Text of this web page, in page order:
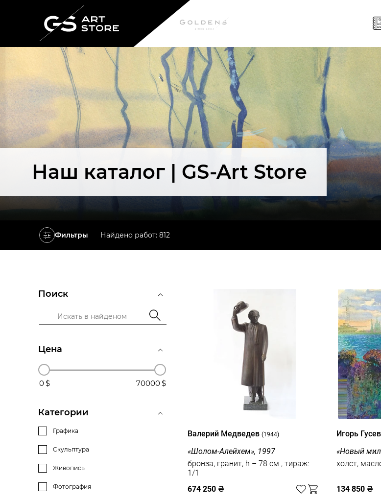
Наш каталог | GS-Art Store
Фильтры Найдено работ: 812
Поиск
Цена
0 70000
Категории
Графика
Скульптура
Живопись
Фотография
Валерий Медведев(1944)
«Шолом-Алейхем», 1997
бронза, гранит, h – 78 см , тираж:
1/1
674 250 ₴
Игорь
«Новый
134 850 ₴